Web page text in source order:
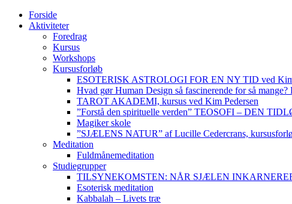
Forside
Aktiviteter
Foredrag
Kursus
Workshops
Kursusforløb
ESOTERISK ASTROLOGI FOR EN NY TID ved Kim
Hvad gør Human Design så fascinerende for så
TAROT AKADEMI, kursus ved Kim Pedersen
”Forstå den spirituelle verden” TEOSOFI – DEN
Magiker skole
”SJÆLENS NATUR” af Lucille Cedercrans,
Meditation
Fuldmånemeditation
Studiegrupper
TILSYNEKOMSTEN: NÅR SJÆLEN INKARNERER,
Esoterisk meditation
Kabbalah – Livets træ